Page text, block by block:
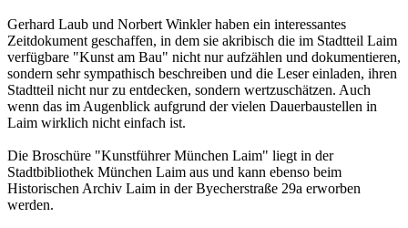
Gerhard Laub und Norbert Winkler haben ein interessantes
Zeitdokument geschaffen, in dem sie akribisch die im Stadtteil Laim
verfügbare "Kunst am Bau" nicht nur aufzählen und dokumentieren,
sondern sehr sympathisch beschreiben und die Leser einladen, ihren
Stadtteil nicht nur zu entdecken, sondern wertzuschätzen. Auch
wenn das im Augenblick aufgrund der vielen Dauerbaustellen in
Laim wirklich nicht einfach ist.
Die Broschüre "Kunstführer München Laim" liegt in der
Stadtbibliothek München Laim aus und kann ebenso beim
Historischen Archiv Laim in der Byecherstraße 29a erworben
werden.